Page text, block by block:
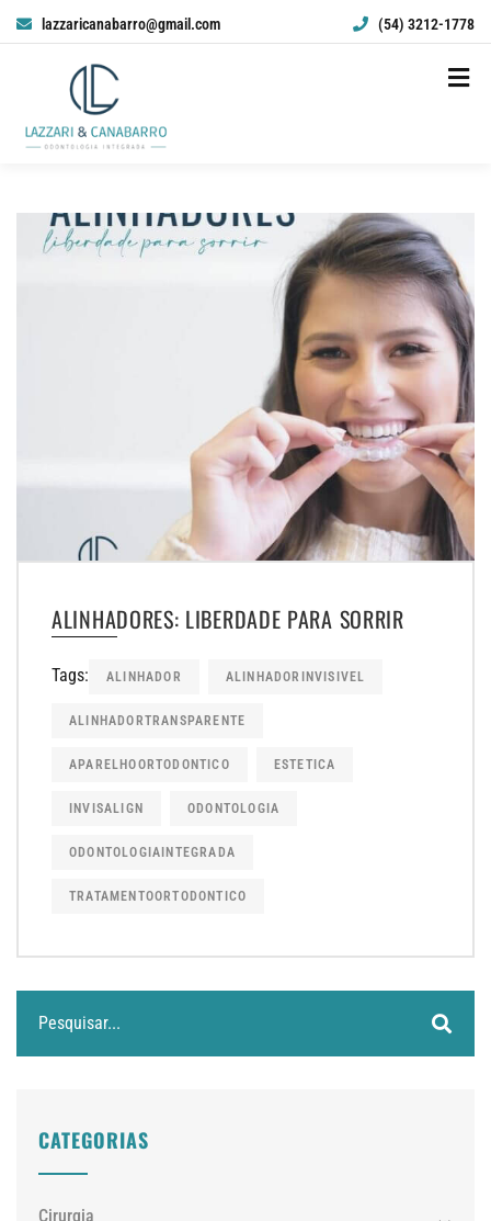
lazzaricanabarro@gmail.com (54) 3212-1778
ALINHADORES: LIBERDADE PARA SORRIR
Tags: ALINHADOR ALINHADORINVISIVEL
ALINHADORTRANSPARENTE
APARELHOORTODONTICO ESTETICA
INVISALIGN ODONTOLOGIA
ODONTOLOGIAINTEGRADA
TRATAMENTOORTODONTICO
CATEGORIAS
Cirurgia